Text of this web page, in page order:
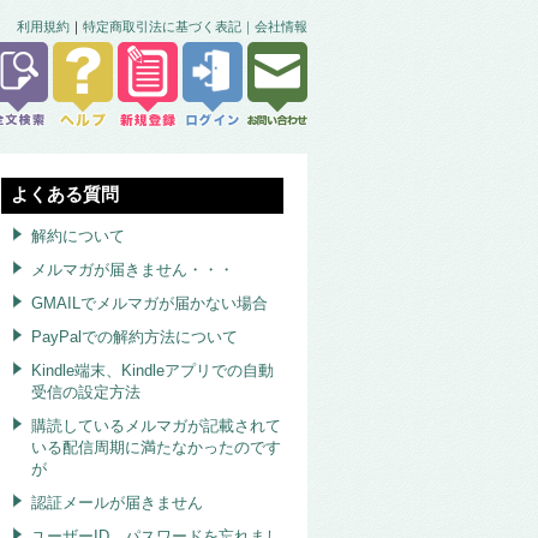
利用規約 ｜ 特定商取引法に基づく表記｜ 会社情報
よくある質問
解約について
メルマガが届きません・・・
GMAILでメルマガが届かない場合
PayPalでの解約方法について
Kindle端末、Kindleアプリでの自動
受信の設定方法
購読しているメルマガが記載されて
いる配信周期に満たなかったのです
が
認証メールが届きません